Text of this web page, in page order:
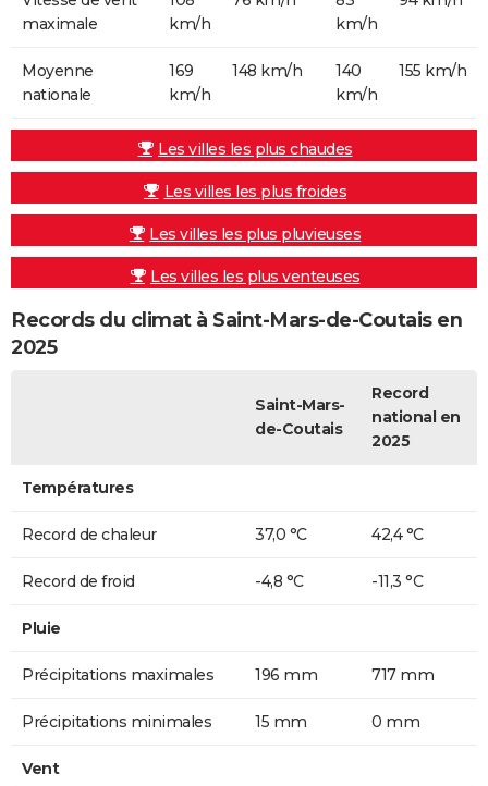
maximale
km/h
km/h
Moyenne
nationale
169
km/h
148 km/h
140
km/h
155 km/h
Les villes les plus chaudes
Les villes les plus froides
Les villes les plus pluvieuses
Les villes les plus venteuses
Records du climat à Saint-Mars-de-Coutais en
2025
Saint-Mars-
de-Coutais
Record
national en
2025
Températures
Record de chaleur 37,0 °C 42,4 °C
Record de froid -4,8 °C -11,3 °C
Pluie
Précipitations maximales 196 mm 717 mm
Précipitations minimales 15 mm 0 mm
Vent